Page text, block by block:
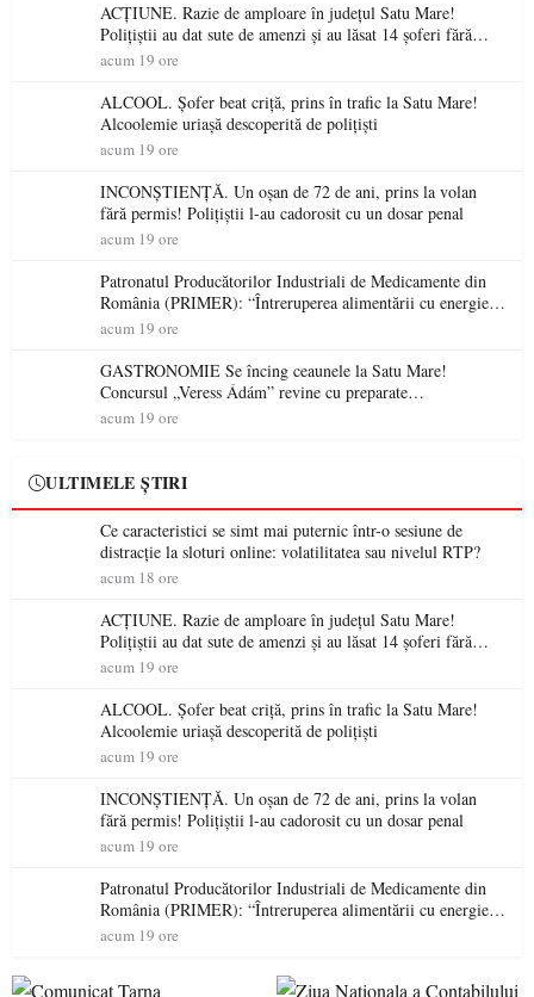
ACȚIUNE. Razie de amploare în județul Satu Mare!
Polițiștii au dat sute de amenzi și au lăsat 14 șoferi fără
permis într-o singură zi
acum 19 ore
ALCOOL. Șofer beat criță, prins în trafic la Satu Mare!
Alcoolemie uriașă descoperită de polițiști
acum 19 ore
INCONȘTIENȚĂ. Un oșan de 72 de ani, prins la volan
fără permis! Polițiștii l-au cadorosit cu un dosar penal
acum 19 ore
Patronatul Producătorilor Industriali de Medicamente din
România (PRIMER): “Întreruperea alimentării cu energie
electrică a fabricilor de medicamente va pune în pericol
acum 19 ore
GASTRONOMIE Se încing ceaunele la Satu Mare!
Concursul „Veress Ádám” revine cu preparate
spectaculoase, premii și un jurat de renume
acum 19 ore
ULTIMELE ȘTIRI
Ce caracteristici se simt mai puternic într-o sesiune de
distracție la sloturi online: volatilitatea sau nivelul RTP?
acum 18 ore
ACȚIUNE. Razie de amploare în județul Satu Mare!
Polițiștii au dat sute de amenzi și au lăsat 14 șoferi fără
permis într-o singură zi
acum 19 ore
ALCOOL. Șofer beat criță, prins în trafic la Satu Mare!
Alcoolemie uriașă descoperită de polițiști
acum 19 ore
INCONȘTIENȚĂ. Un oșan de 72 de ani, prins la volan
fără permis! Polițiștii l-au cadorosit cu un dosar penal
acum 19 ore
Patronatul Producătorilor Industriali de Medicamente din
România (PRIMER): “Întreruperea alimentării cu energie
electrică a fabricilor de medicamente va pune în pericol
acum 19 ore